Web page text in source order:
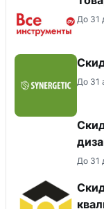
До 31
До 31
До 31